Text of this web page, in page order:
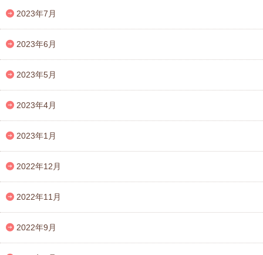
2023年7月
2023年6月
2023年5月
2023年4月
2023年1月
2022年12月
2022年11月
2022年9月